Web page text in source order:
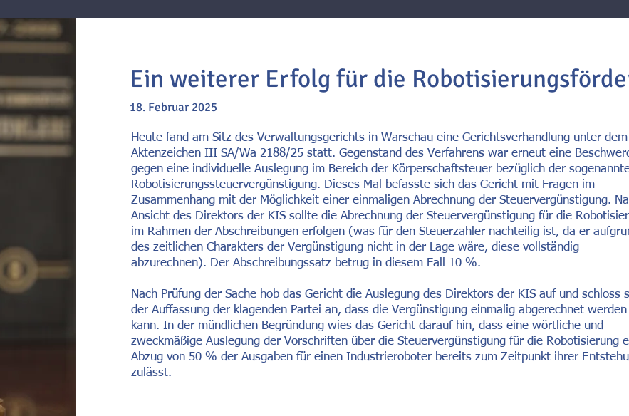
Ein weiterer Erfolg für die
18. Februar 2025
Heute fand am Sitz des Verwaltungsgerichts in Warschau eine Gerichtsverhandlung unter dem
Aktenzeichen III SA/Wa 2188/25 statt. Gegenstand des Verfahrens war erneut eine
gegen eine individuelle Auslegung im Bereich der Körperschaftsteuer bezüglich der
Robotisierungssteuervergünstigung. Dieses Mal befasste sich das Gericht mit Fragen im
Zusammenhang mit der Möglichkeit einer einmaligen Abrechnung der Steuervergünstigung.
Ansicht des Direktors der KIS sollte die Abrechnung der Steuervergünstigung für die
im Rahmen der Abschreibungen erfolgen (was für den Steuerzahler nachteilig ist, da er
des zeitlichen Charakters der Vergünstigung nicht in der Lage wäre, diese vollständig
abzurechnen). Der Abschreibungssatz betrug in diesem Fall 10 %.
Nach Prüfung der Sache hob das Gericht die Auslegung des Direktors der KIS auf und schloss
der Auffassung der klagenden Partei an, dass die Vergünstigung einmalig abgerechnet werden
kann. In der mündlichen Begründung wies das Gericht darauf hin, dass eine wörtliche und
zweckmäßige Auslegung der Vorschriften über die Steuervergünstigung für die Robotisierung
Abzug von 50 % der Ausgaben für einen Industrieroboter bereits zum Zeitpunkt ihrer
zulässt.